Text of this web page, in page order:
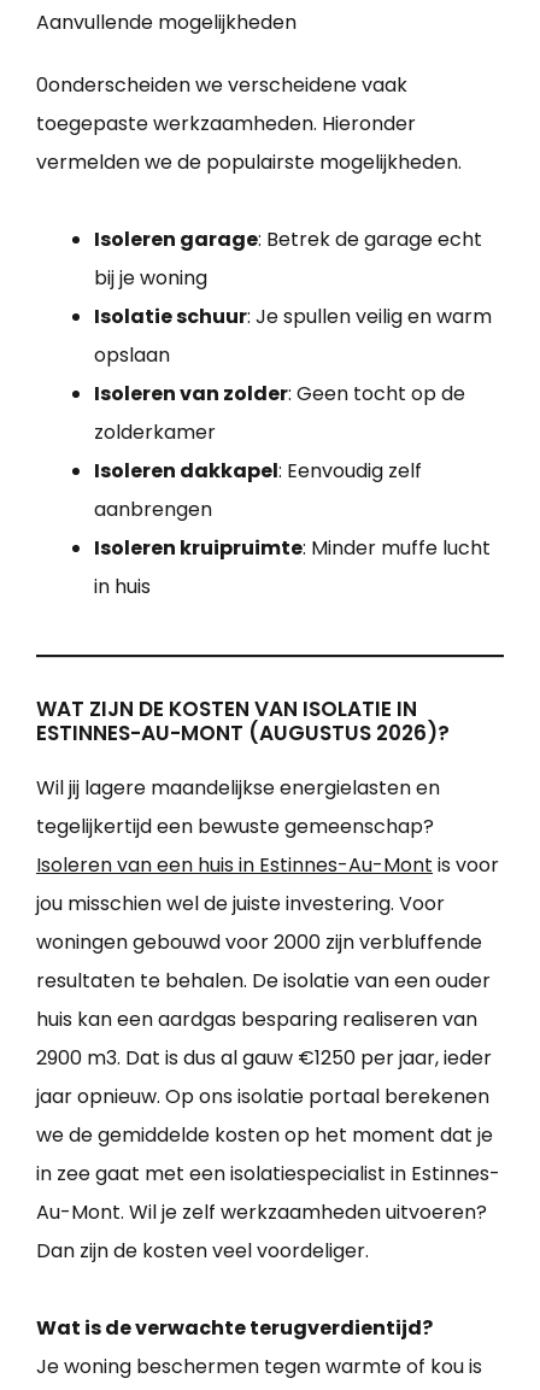
Aanvullende mogelijkheden
0onderscheiden we verscheidene vaak
toegepaste werkzaamheden. Hieronder
vermelden we de populairste mogelijkheden.
Isoleren garage: Betrek de garage echt
bij je woning
Isolatie schuur: Je spullen veilig en warm
opslaan
Isoleren van zolder: Geen tocht op de
zolderkamer
Isoleren dakkapel: Eenvoudig zelf
aanbrengen
Isoleren kruipruimte: Minder muffe lucht
in huis
WAT ZIJN DE KOSTEN VAN ISOLATIE IN
ESTINNES-AU-MONT (AUGUSTUS 2026)?
Wil jij lagere maandelijkse energielasten en
tegelijkertijd een bewuste gemeenschap?
Isoleren van een huis in Estinnes-Au-Mont is voor
jou misschien wel de juiste investering. Voor
woningen gebouwd voor 2000 zijn verbluffende
resultaten te behalen. De isolatie van een ouder
huis kan een aardgas besparing realiseren van
2900 m3. Dat is dus al gauw €1250 per jaar, ieder
jaar opnieuw. Op ons isolatie portaal berekenen
we de gemiddelde kosten op het moment dat je
in zee gaat met een isolatiespecialist in Estinnes-
Au-Mont. Wil je zelf werkzaamheden uitvoeren?
Dan zijn de kosten veel voordeliger.
Wat is de verwachte terugverdientijd?
Je woning beschermen tegen warmte of kou is